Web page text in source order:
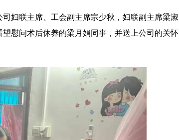
妇联主席、工会副主席宗少秋，妇联副主席梁淑
慰问术后休养的梁月娟同事，并送上公司的关怀